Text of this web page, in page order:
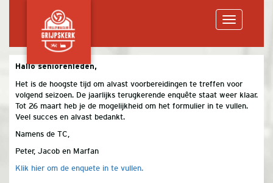
navigation
Hallo seniorenleden,
Het is de hoogste tijd om alvast voorbereidingen te treffen voor
volgend seizoen. De jaarlijks terugkerende enquête staat weer klaar.
Tot 26 maart heb je de mogelijkheid om het formulier in te vullen.
Veel succes en alvast bedankt.
Namens de TC,
Peter, Jacob en Marfan
Klik hier om de enquete in te vullen.